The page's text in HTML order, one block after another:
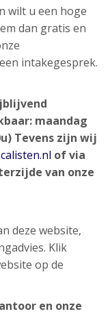
wilt u een hoge
dan gratis en
intakegesprek.
maandag
Tevens zijn wij
of via
van onze
deze website,
Klik
op de
en onze